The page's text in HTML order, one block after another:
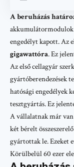
A beruházás
akkumulátormodulok
engedélyt kapott. Az
gigawattóra. Ez
Az első cellagyár
gyártóberendezések
hatósági engedélyek
tesztgyártás. Ez
A vállalatnak már van
két bérelt
gyártottak le. Ezeket
Körülbelül 60 ezer